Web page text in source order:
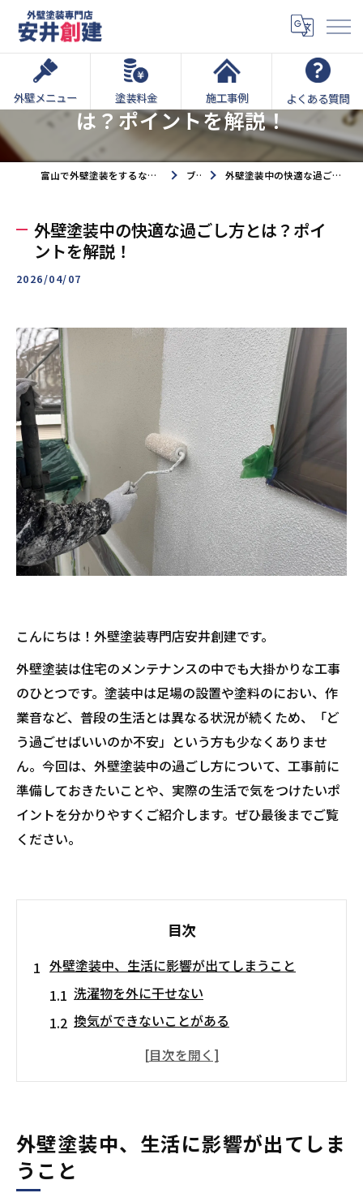
外壁メニュー 塗装料金 施工事例 よくある質問
外壁塗装中の快適な過ごし方と
は？ポイントを解説！
富山で外壁塗装をするなら外壁塗装専門店安井創建へ ブログ 外壁塗装中の快適な過ごし方とは？ポイントを解説！
外壁塗装中の快適な過ごし方とは？ポイ
ントを解説！
2026/04/07
こんにちは！外壁塗装専門店安井創建です。
外壁塗装は住宅のメンテナンスの中でも大掛かりな工事
のひとつです。塗装中は足場の設置や塗料のにおい、作
業音など、普段の生活とは異なる状況が続くため、「ど
う過ごせばいいのか不安」という方も少なくありませ
ん。今回は、外壁塗装中の過ごし方について、工事前に
準備しておきたいことや、実際の生活で気をつけたいポ
イントを分かりやすくご紹介します。ぜひ最後までご覧
ください。
目次
外壁塗装中、生活に影響が出てしまうこと
洗濯物を外に干せない
換気ができないことがある
作業音がしてしまう
空気洗浄機を付ける
間接照明などを買う
外壁塗装中、生活に影響が出てしま
うこと